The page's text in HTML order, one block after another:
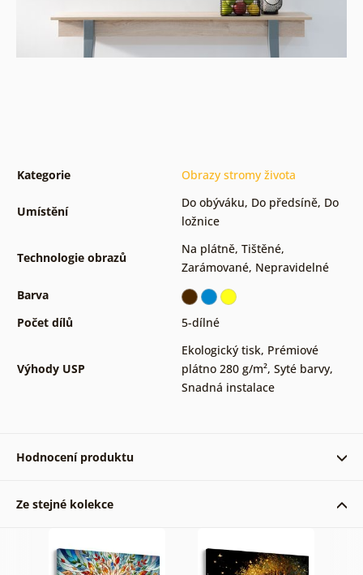
Kategorie Obrazy stromy života
Umístění
Do obýváku, Do předsíně, Do
ložnice
Technologie obrazů
Na plátně, Tištěné,
Zarámované, Nepravidelné
Barva
Počet dílů
5-dílné
Výhody USP
Ekologický tisk, Prémiové
plátno 280 g/m², Syté barvy,
Snadná instalace
Hodnocení produktu
Ze stejné kolekce